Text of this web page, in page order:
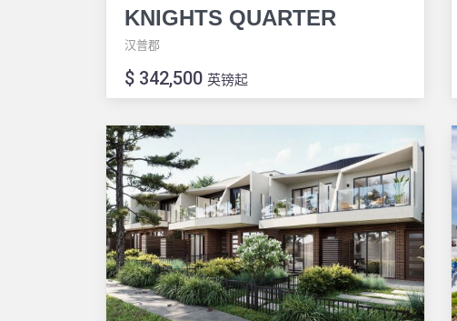
KNIGHTS QUARTER
汉普郡
$ 342,500 英镑起